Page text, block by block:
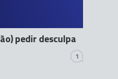
pedir desculpa
1